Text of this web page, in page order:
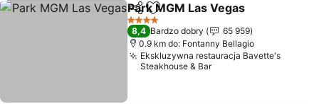
Udostępnij
Dodaj do ulubionych
Park MGM Las Vegas
4 Kategoria
8,4 Bardzo dobry
65 959
0.9 km do: Fontanny Bellagio
Ekskluzywna restauracja Bavette's
Steakhouse & Bar